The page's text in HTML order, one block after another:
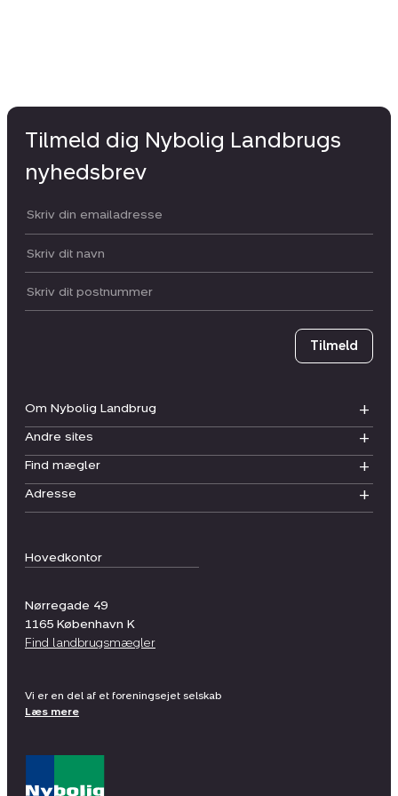
Hovedkontor
Nørregade 49
1165 København K
Find landbrugsmægler
Om Nybolig Landbrug
Andre sites
Find mægler
Adresse
Tilmeld dig Nybolig Landbrugs
nyhedsbrev
Din email:
Dit navn:
Postnummer
Tilmeld
Vi er en del af et foreningsejet selskab
Læs mere